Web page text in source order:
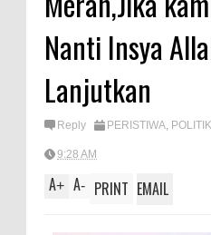
Nanti Insya
Lanjutkan
Reply PERISTIWA, POLITIK
9:28 AM
A+ A- PRINT EMAIL